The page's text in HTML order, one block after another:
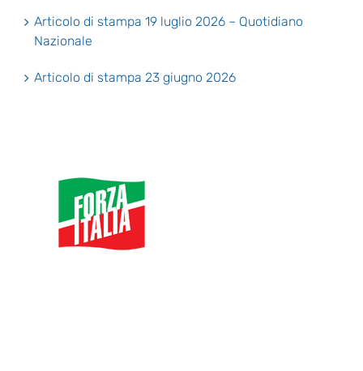
Articolo di stampa 19 luglio 2026 – Quotidiano
Nazionale
Articolo di stampa 23 giugno 2026